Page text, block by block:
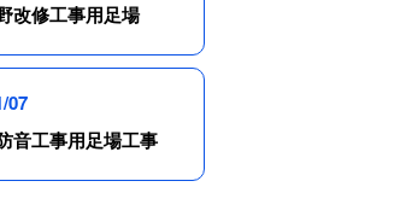
改修工事用足場
07
音工事用足場工事